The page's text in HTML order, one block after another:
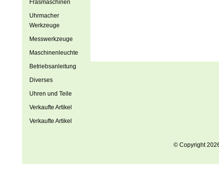
Fräsmaschinen
Uhrmacher
Werkzeuge
Messwerkzeuge
Maschinenleuchte
Betriebsanleitung
Diverses
Uhren und Teile
Verkaufte Artikel
Verkaufte Artikel
© Copyright